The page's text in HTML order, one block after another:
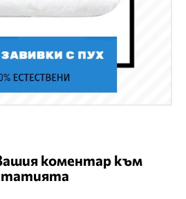
коментар към